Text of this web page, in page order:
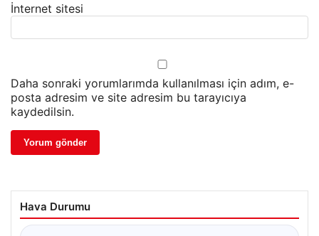
İnternet sitesi
Daha sonraki yorumlarımda kullanılması için adım, e-
posta adresim ve site adresim bu tarayıcıya
kaydedilsin.
Hava Durumu